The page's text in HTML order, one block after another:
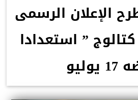
الإعلان الرسمى
” استعدادا